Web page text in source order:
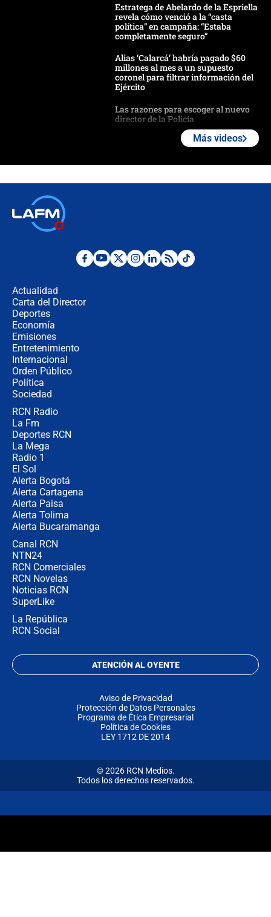
Estratega de Abelardo de la Espriella
revela cómo venció a la “casta
política” en campaña: “Estaba
completamente seguro”
Alias ‘Calarcá’ habría pagado $60
millones al mes a un supuesto
coronel para filtrar información del
Ejército
Las razones para escoger al nuevo
director de la Policía
"No hubo fraude ni posibilidad de
Más videos
Actualidad
Carta del Director
Deportes
Economía
Emisiones
Entretenimiento
Internacional
Orden Público
Política
Sociedad
RCN Radio
La Fm
Deportes RCN
La Mega
Radio 1
El Sol
Alerta Bogotá
Alerta Cartagena
Alerta Paisa
Alerta Tolima
Alerta Bucaramanga
Canal RCN
NTN24
RCN Comerciales
RCN Novelas
Noticias RCN
SuperLike
La República
RCN Social
ATENCIÓN AL OYENTE
Aviso de Privacidad
Protección de Datos Personales
Programa de Ética Empresarial
Política de Cookies
LEY 1712 DE 2014
© 2026 RCN Medios.
Todos los derechos reservados.